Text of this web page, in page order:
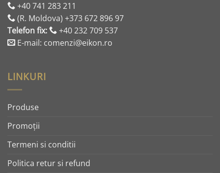
+40 741 283 211
(R. Moldova) +373 672 896 97
Telefon fix:
+40 232 709 537
E-mail: comenzi@eikon.ro
LINKURI
Produse
Promoţii
Termeni si conditii
Politica retur si refund